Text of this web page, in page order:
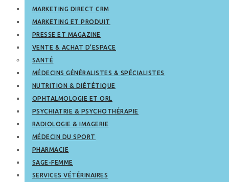
MARKETING DIRECT CRM
MARKETING ET PRODUIT
PRESSE ET MAGAZINE
VENTE & ACHAT D’ESPACE
SANTÉ
MÉDECINS GÉNÉRALISTES & SPÉCIALISTES
NUTRITION & DIÉTÉTIQUE
OPHTALMOLOGIE ET ORL
PSYCHIATRIE & PSYCHOTHÉRAPIE
RADIOLOGIE & IMAGERIE
MÉDECIN DU SPORT
PHARMACIE
SAGE-FEMME
SERVICES VÉTÉRINAIRES